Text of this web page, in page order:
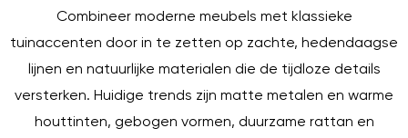
Combineer moderne meubels met klassieke
tuinaccenten door in te zetten op zachte, hedendaagse
lijnen en natuurlijke materialen die de tijdloze details
versterken. Huidige trends zijn matte metalen en warme
houttinten, gebogen vormen, duurzame rattan en